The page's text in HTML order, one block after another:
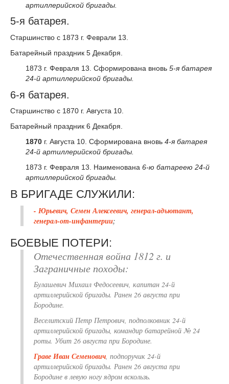
артиллерийской бригады.
5-я батарея.
Старшинство с 1873 г. Феврали 13.
Батарейный праздник 5 Декабря.
1873 г. Февраля 13. Сформирована вновь 5-я батарея
24-й артиллерийской бригады.
6-я батарея.
Старшинство с 1870 г. Августа 10.
Батарейный праздник 6 Декабря.
1870 г. Августа 10. Сформирована вновь 4-я батарея
24-й артиллерийской бригады.
1873 г. Февраля 13. Наименована 6-ю батареею 24-й
артиллерийской бригады.
В БРИГАДЕ СЛУЖИЛИ:
- Юрьевич, Семен Алексеевич, генерал-адъютант,
генерал-от-инфантерии;
БОЕВЫЕ ПОТЕРИ:
Отечественная война 1812 г. и
Заграничные походы:
Булашевич Михаил Федосеевич, капитан 24-й
артиллерийской бригады. Ранен 26 августа при
Бородине.
Веселитский Петр Петрович, подполковник 24-й
артиллерийской бригады, командир батарейной № 24
роты. Убит 26 августа при Бородине.
Граве Иван Семенович, подпоручик 24-й
артиллерийской бригады. Ранен 26 августа при
Бородине в левую ногу ядром вскользь.